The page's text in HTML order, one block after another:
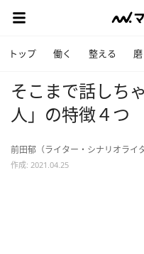
トップ 働く 整える 磨
そこまで話しち
人」の特徴４つ
前田郁（ライター・シナリオライタ
作成: 2021.04.25